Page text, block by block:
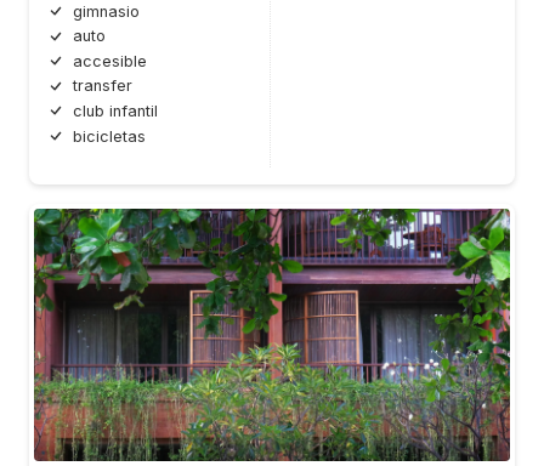
gimnasio
auto
accesible
transfer
club infantil
bicicletas